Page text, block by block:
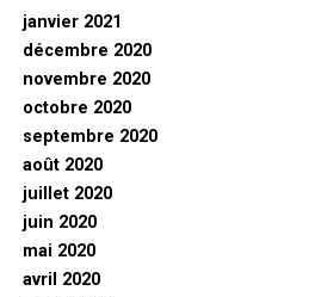
janvier 2021
décembre 2020
novembre 2020
octobre 2020
septembre 2020
août 2020
juillet 2020
juin 2020
mai 2020
avril 2020